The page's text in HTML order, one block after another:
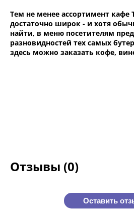
Тем не менее ассортимент кафе
достаточно широк - и хотя
найти, в меню посетителям
разновидностей тех самых
здесь можно заказать кофе,
Отзывы (0)
Оставить